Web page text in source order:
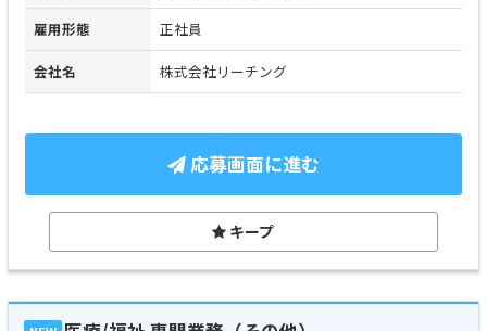
雇用形態 正社員
会社名 株式会社リーチング
応募画面に進む
キープ